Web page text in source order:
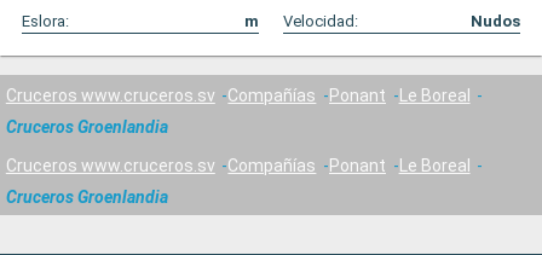
Eslora:
m Velocidad: Nudos
Cruceros www.cruceros.sv Compañías Ponant
Le Boreal
Cruceros Groenlandia
Cruceros www.cruceros.sv Compañías Ponant
Le Boreal
Cruceros Groenlandia